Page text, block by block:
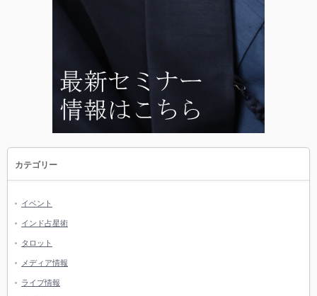
カテゴリー
イベント
インド占星術
タロット
メディア情報
ライブ情報